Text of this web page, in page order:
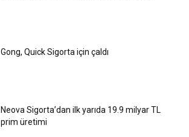
Gong, Quick Sigorta için çaldı
Neova Sigorta’dan ilk yarıda 19.9 milyar TL
prim üretimi